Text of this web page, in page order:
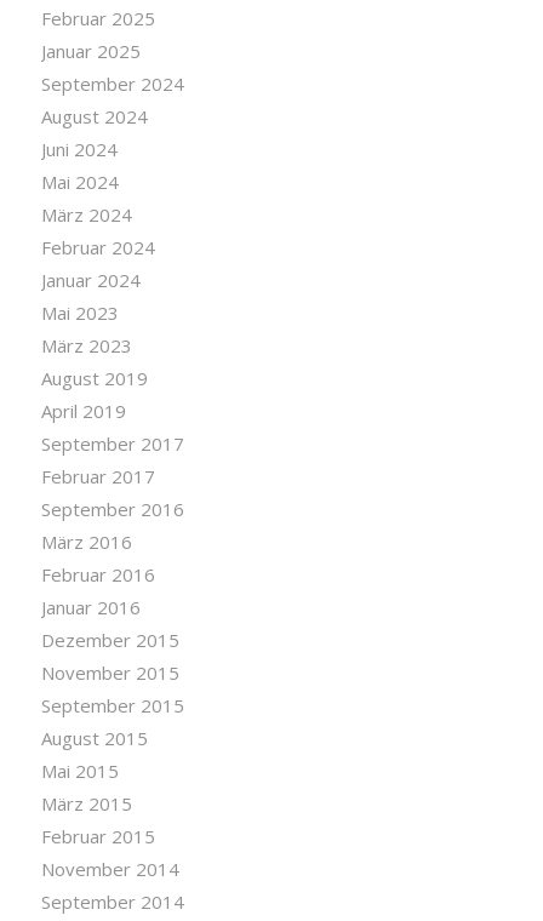
Februar 2025
Januar 2025
September 2024
August 2024
Juni 2024
Mai 2024
März 2024
Februar 2024
Januar 2024
Mai 2023
März 2023
August 2019
April 2019
September 2017
Februar 2017
September 2016
März 2016
Februar 2016
Januar 2016
Dezember 2015
November 2015
September 2015
August 2015
Mai 2015
März 2015
Februar 2015
November 2014
September 2014